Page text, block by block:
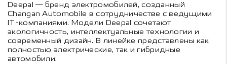
Deepal — бренд электромобилей, созданный
Changan Automobile в сотрудничестве с ведущими
IT-компаниями. Модели Deepal сочетают
экологичность, интеллектуальные технологии и
современный дизайн. В линейке представлены как
полностью электрические, так и гибридные
автомобили.